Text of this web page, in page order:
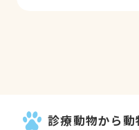
診療動物から